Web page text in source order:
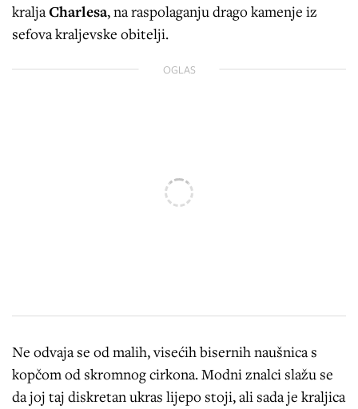
kraljaCharlesa, na raspolaganju drago kamenje iz
sefova kraljevske obitelji.
OGLAS
Ne odvaja se od malih, visećih bisernih naušnica s
kopčom od skromnog cirkona. Modni znalci slažu se
da joj taj diskretan ukras lijepo stoji, ali sada je kraljica